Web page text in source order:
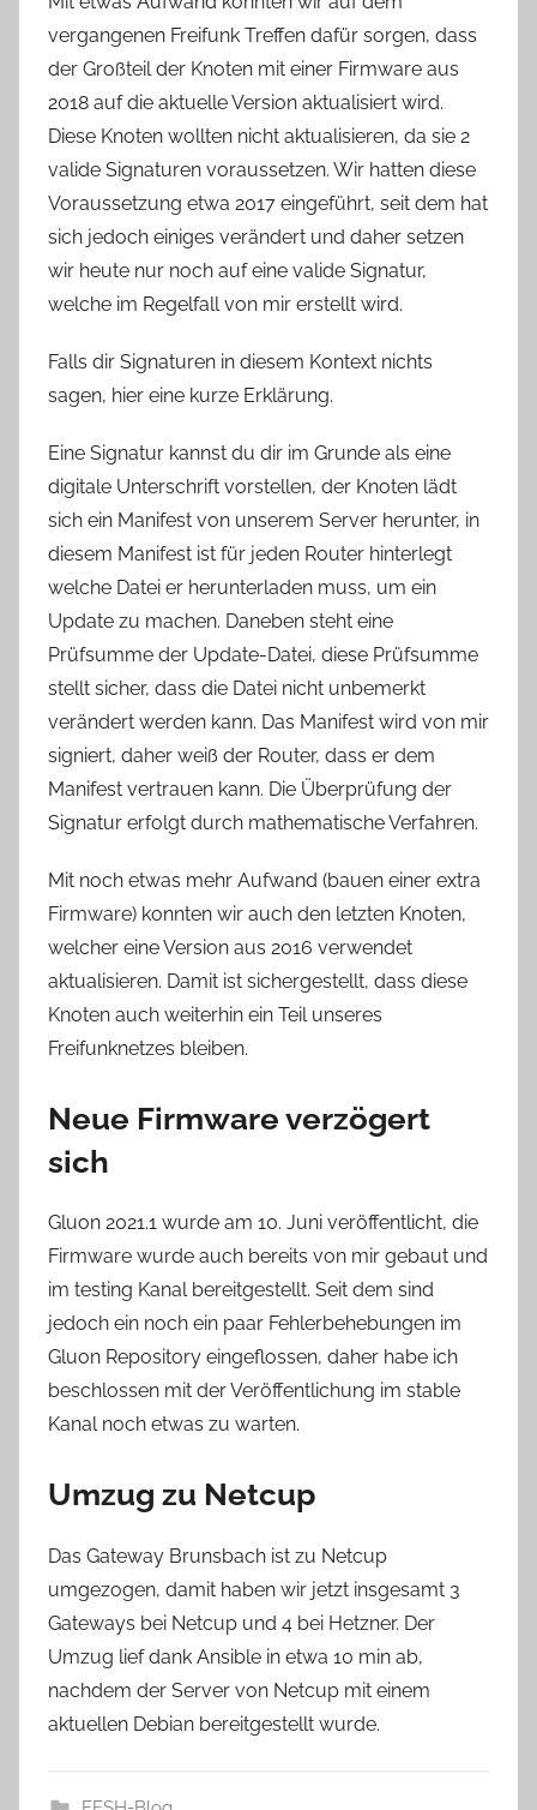
vergangenen Freifunk Treffen dafür sorgen, dass
der Großteil der Knoten mit einer Firmware aus
2018 auf die aktuelle Version aktualisiert wird.
Diese Knoten wollten nicht aktualisieren, da sie 2
valide Signaturen voraussetzen. Wir hatten diese
Voraussetzung etwa 2017 eingeführt, seit dem hat
sich jedoch einiges verändert und daher setzen
wir heute nur noch auf eine valide Signatur,
welche im Regelfall von mir erstellt wird.
Falls dir Signaturen in diesem Kontext nichts
sagen, hier eine kurze Erklärung.
Eine Signatur kannst du dir im Grunde als eine
digitale Unterschrift vorstellen, der Knoten lädt
sich ein Manifest von unserem Server herunter, in
diesem Manifest ist für jeden Router hinterlegt
welche Datei er herunterladen muss, um ein
Update zu machen. Daneben steht eine
Prüfsumme der Update-Datei, diese Prüfsumme
stellt sicher, dass die Datei nicht unbemerkt
verändert werden kann. Das Manifest wird von mir
signiert, daher weiß der Router, dass er dem
Manifest vertrauen kann. Die Überprüfung der
Signatur erfolgt durch mathematische Verfahren.
Mit noch etwas mehr Aufwand (bauen einer extra
Firmware) konnten wir auch den letzten Knoten,
welcher eine Version aus 2016 verwendet
aktualisieren. Damit ist sichergestellt, dass diese
Knoten auch weiterhin ein Teil unseres
Freifunknetzes bleiben.
Neue Firmware verzögert
sich
Gluon 2021.1 wurde am 10. Juni veröffentlicht, die
Firmware wurde auch bereits von mir gebaut und
im testing Kanal bereitgestellt. Seit dem sind
jedoch ein noch ein paar Fehlerbehebungen im
Gluon Repository eingeflossen, daher habe ich
beschlossen mit der Veröffentlichung im stable
Kanal noch etwas zu warten.
Umzug zu Netcup
Das Gateway Brunsbach ist zu Netcup
umgezogen, damit haben wir jetzt insgesamt 3
Gateways bei Netcup und 4 bei Hetzner. Der
Umzug lief dank Ansible in etwa 10 min ab,
nachdem der Server von Netcup mit einem
aktuellen Debian bereitgestellt wurde.